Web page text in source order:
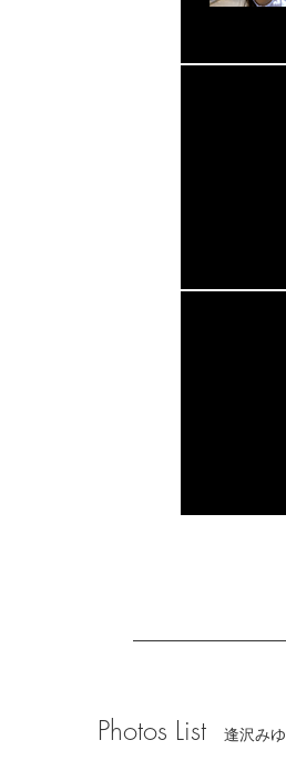
Photos List 逢沢みゆ